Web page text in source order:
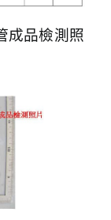
成品檢測照